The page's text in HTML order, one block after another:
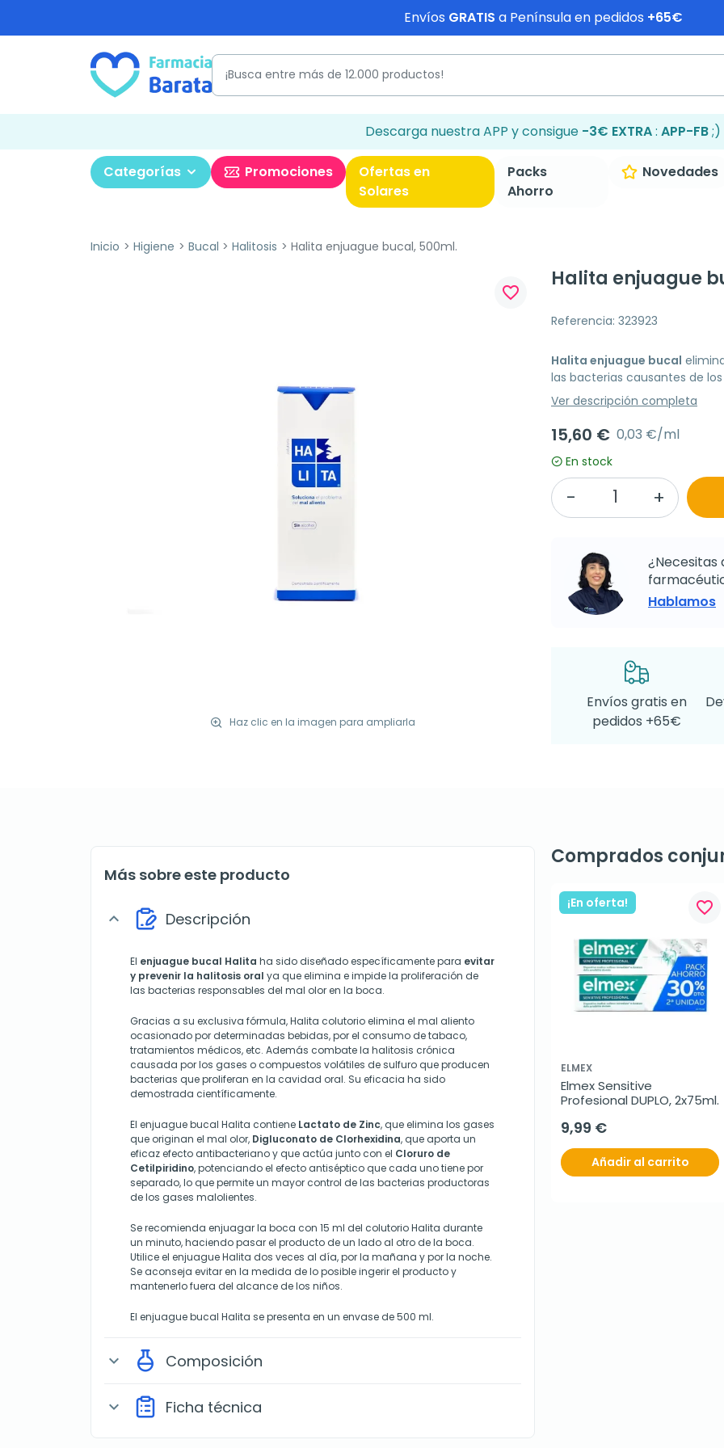
Envíos GRATIS a Península en pedidos +65€
Descarga nuestra APP y consigue -3€ EXTRA: APP-FB;)
Categorías Promociones
Ofertas en
Solares
Packs
Ahorro
Novedades
Inicio Higiene Bucal Halitosis Halita enjuague bucal, 500ml.
Haz clic en la imagen para ampliarla
favorite_border
Halita enjuague
Referencia: 323923
Halita enjuague bucal
las bacterias causantes de
Ver descripción completa
15,60 € 0,03 €/ml
En stock
¿Necesitas
Hablamos
Envíos gratis en
pedidos +65€
Más sobre este producto
expand_more Descripción
El enjuague bucal Halita ha sido diseñado específicamente para evitar
y prevenir la halitosis oral ya que elimina e impide la proliferación de
las bacterias responsables del mal olor en la boca.
Gracias a su exclusiva fórmula, Halita colutorio elimina el mal aliento
ocasionado por determinadas bebidas, por el consumo de tabaco,
tratamientos médicos, etc. Además combate la halitosis crónica
causada por los gases o compuestos volátiles de sulfuro que producen
bacterias que proliferan en la cavidad oral. Su eficacia ha sido
demostrada científicamente.
El enjuague bucal Halita contiene Lactato de Zinc, que elimina los gases
que originan el mal olor, Digluconato de Clorhexidina, que aporta un
eficaz efecto antibacteriano y que actúa junto con el Cloruro de
Cetilpiridino, potenciando el efecto antiséptico que cada uno tiene por
separado, lo que permite un mayor control de las bacterias productoras
de los gases malolientes.
Se recomienda enjuagar la boca con 15 ml del colutorio Halita durante
un minuto, haciendo pasar el producto de un lado al otro de la boca.
Utilice el enjuague Halita dos veces al día, por la mañana y por la noche.
Se aconseja evitar en la medida de lo posible ingerir el producto y
mantenerlo fuera del alcance de los niños.
El enjuague bucal Halita se presenta en un envase de 500 ml.
expand_more Composición
expand_more Ficha técnica
Comprados
¡En oferta! favorite_border
ELMEX
Elmex Sensitive
Profesional DUPLO, 2x75ml.
9,99 €
Añadir al carrito